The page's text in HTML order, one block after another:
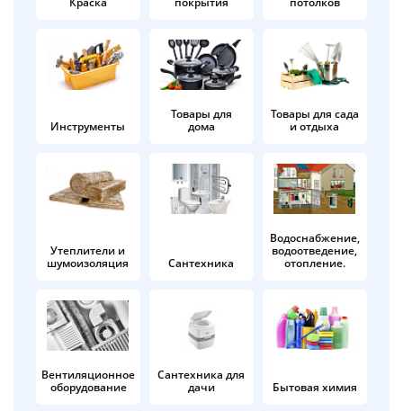
Инструменты
Товары для
дома
Товары для сада
и отдыха
Утеплители и
шумоизоляция
Сантехника
Водоснабжение,
водоотведение,
отопление.
Вентиляционное
оборудование
Сантехника для
дачи
Бытовая химия
в корзину
Оплачивайте сегодня только
25% картой любого банка
Получайте товар
выбранный способом
Оставшиеся
% будут
по25%каждые 2 недели
Подробнее